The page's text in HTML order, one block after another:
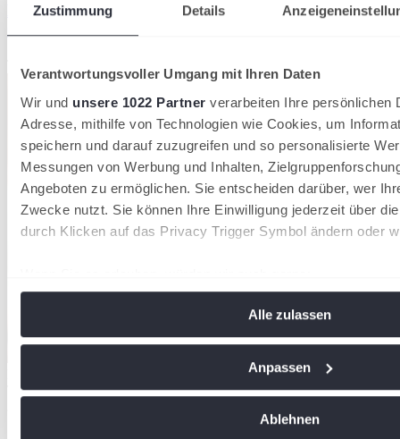
Zustimmung Details
Verantwortungsvoller Umgang mit Ihren Daten
Wir und unsere 1022 Partner verarbeiten Ihre persönlichen
Adresse, mithilfe von Technologien wie Cookies, um
speichern und darauf zuzugreifen und so personalisierte
Messungen von Werbung und Inhalten,
Angeboten zu ermöglichen. Sie entscheiden darüber, wer
Zwecke nutzt. Sie können Ihre Einwilligung jederzeit über
durch Klicken auf das Privacy Trigger Symbol ändern oder
Ihr Gerät durch aktives Scannen nach bestimmten
Erfahren Sie mehr darüber, wie Ihre persönlichen Daten
Alle zulassen
Anpassen
Ablehnen
Hamburg Ladies & Gents Cup: Wildcards für
Der DTB verzeichnet 2026 insgesamt 1.553.580 Mitglieder in 8.612
Tennisvereinen